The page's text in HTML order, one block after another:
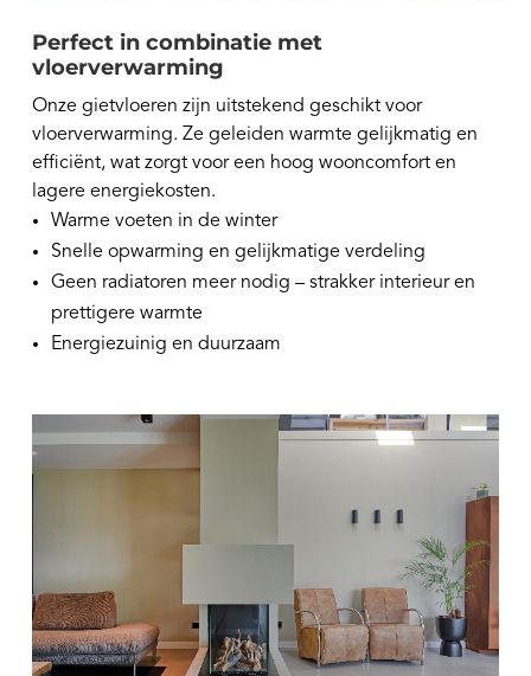
Perfect in combinatie met
vloerverwarming
Onze gietvloeren zijn uitstekend geschikt voor
vloerverwarming. Ze geleiden warmte gelijkmatig en
efficiënt, wat zorgt voor een hoog wooncomfort en
lagere energiekosten.
Warme voeten in de winter
Snelle opwarming en gelijkmatige verdeling
Geen radiatoren meer nodig – strakker interieur en
prettigere warmte
Energiezuinig en duurzaam